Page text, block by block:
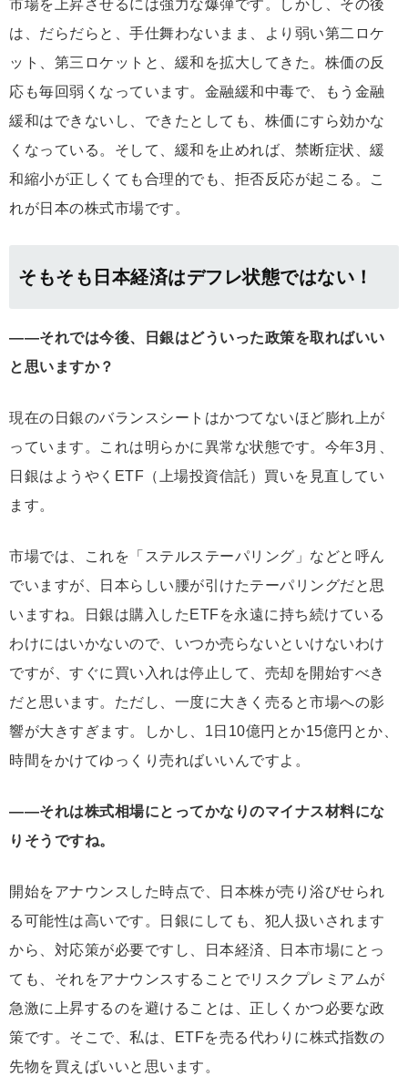
市場を上昇させるには強力な爆弾です。しかし、その後
は、だらだらと、手仕舞わないまま、より弱い第二ロケ
ット、第三ロケットと、緩和を拡大してきた。株価の反
応も毎回弱くなっています。金融緩和中毒で、もう金融
緩和はできないし、できたとしても、株価にすら効かな
くなっている。そして、緩和を止めれば、禁断症状、緩
和縮小が正しくても合理的でも、拒否反応が起こる。こ
れが日本の株式市場です。
そもそも日本経済はデフレ状態ではない！
――それでは今後、日銀はどういった政策を取ればいい
と思いますか？
現在の日銀のバランスシートはかつてないほど膨れ上が
っています。これは明らかに異常な状態です。今年3月、
日銀はようやくETF（上場投資信託）買いを見直してい
ます。
市場では、これを「ステルステーパリング」などと呼ん
でいますが、日本らしい腰が引けたテーパリングだと思
いますね。日銀は購入したETFを永遠に持ち続けている
わけにはいかないので、いつか売らないといけないわけ
ですが、すぐに買い入れは停止して、売却を開始すべき
だと思います。ただし、一度に大きく売ると市場への影
響が大きすぎます。しかし、1日10億円とか15億円とか、
時間をかけてゆっくり売ればいいんですよ。
――それは株式相場にとってかなりのマイナス材料にな
りそうですね。
開始をアナウンスした時点で、日本株が売り浴びせられ
る可能性は高いです。日銀にしても、犯人扱いされます
から、対応策が必要ですし、日本経済、日本市場にとっ
ても、それをアナウンスすることでリスクプレミアムが
急激に上昇するのを避けることは、正しくかつ必要な政
策です。そこで、私は、ETFを売る代わりに株式指数の
先物を買えばいいと思います。